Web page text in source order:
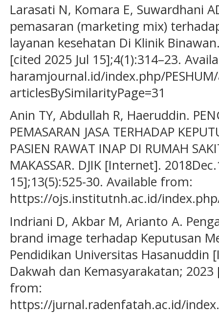
Larasati N, Komara E, Suwardhani
pemasaran (marketing mix)
layanan kesehatan Di Klinik
[cited 2025 Jul 15];4(1):314–23.
haramjournal.id/index.php/
articlesBySimilarityPage=31
Anin TY, Abdullah R, Haeruddin.
PEMASARAN JASA TERHADAP
PASIEN RAWAT INAP DI RUMAH
MAKASSAR. DJIK [Internet].
15];13(5):525-30. Available from:
https://ojs.institutnh.ac.id/
Indriani D, Akbar M, Arianto A.
brand image terhadap Keputusan
Pendidikan Universitas Hasanuddin
Dakwah dan Kemasyarakatan; 2023
from:
https://jurnal.radenfatah.ac.id/